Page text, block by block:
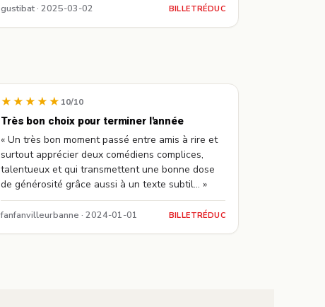
gustibat · 2025-03-02 BILLETRÉDUC
★★★★★ 10/10
Très bon choix pour terminer l'année
« Un très bon moment passé entre amis à rire et
surtout apprécier deux comédiens complices,
talentueux et qui transmettent une bonne dose
de générosité grâce aussi à un texte subtil... »
fanfanvilleurbanne · 2024-01-01 BILLETRÉDUC